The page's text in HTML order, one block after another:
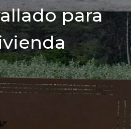
para